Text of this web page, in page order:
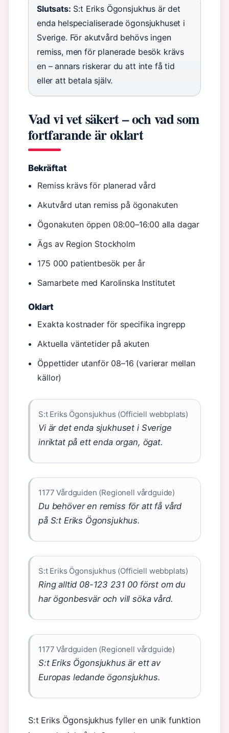
Slutsats: S:t Eriks Ögonsjukhus är det
enda helspecialiserade ögonsjukhuset i
Sverige. För akutvård behövs ingen
remiss, men för planerade besök krävs
en – annars riskerar du att inte få tid
eller att betala själv.
Vad vi vet säkert – och vad som
fortfarande är oklart
Bekräftat
Remiss krävs för planerad vård
Akutvård utan remiss på ögonakuten
Ögonakuten öppen 08:00–16:00 alla dagar
Ägs av Region Stockholm
175 000 patientbesök per år
Samarbete med Karolinska Institutet
Oklart
Exakta kostnader för specifika ingrepp
Aktuella väntetider på akuten
Öppettider utanför 08–16 (varierar mellan
källor)
S:t Eriks Ögonsjukhus (Officiell webbplats)
Vi är det enda sjukhuset i Sverige
inriktat på ett enda organ, ögat.
1177 Vårdguiden (Regionell vårdguide)
Du behöver en remiss för att få vård
på S:t Eriks Ögonsjukhus.
S:t Eriks Ögonsjukhus (Officiell webbplats)
Ring alltid 08-123 231 00 först om du
har ögonbesvär och vill söka vård.
1177 Vårdguiden (Regionell vårdguide)
S:t Eriks Ögonsjukhus är ett av
Europas ledande ögonsjukhus.
S:t Eriks Ögonsjukhus fyller en unik funktion